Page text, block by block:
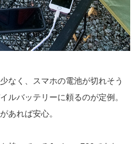
なく、スマホの電池が切れそう
ルバッテリーに頼るのが定例。
あれば安心。